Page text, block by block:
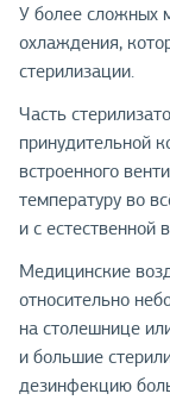
У более сложных
охлаждения,
стерилизации.
Часть
принудительной
встроенного
температуру во
и с естественной
Медицинские
относительно
на столешнице
и большие
дезинфекцию